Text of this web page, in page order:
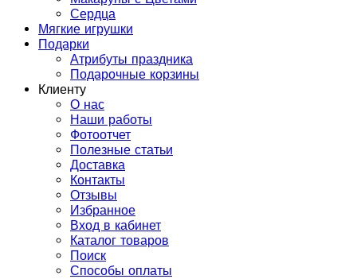
Сердца
Мягкие игрушки
Подарки
Атрибуты праздника
Подарочные корзины
Клиенту
О нас
Наши работы
Фотоотчет
Полезные статьи
Доставка
Контакты
Отзывы
Избранное
Вход в кабинет
Каталог товаров
Поиск
Способы оплаты